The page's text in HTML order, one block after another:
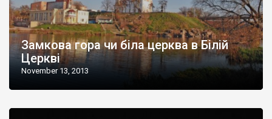
Замкова гора чи біла церква в Білій
Церкві
November 13, 2013